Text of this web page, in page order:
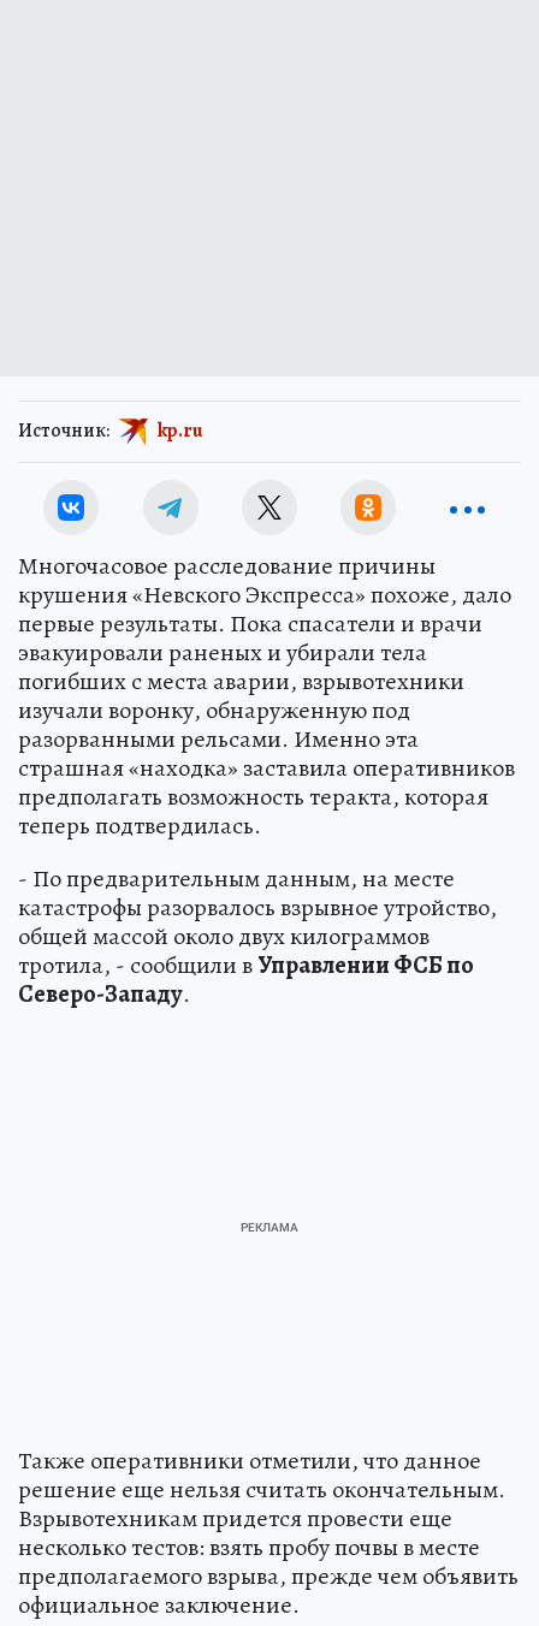
Источник: kp.ru
Многочасовое расследование причины
крушения «Невского Экспресса» похоже, дало
первые результаты. Пока спасатели и врачи
эвакуировали раненых и убирали тела
погибших с места аварии, взрывотехники
изучали воронку, обнаруженную под
разорванными рельсами. Именно эта
страшная «находка» заставила оперативников
предполагать возможность теракта, которая
теперь подтвердилась.
- По предварительным данным, на месте
катастрофы разорвалось взрывное утройство,
общей массой около двух килограммов
тротила, - сообщили вУправлении ФСБ по
Северо-Западу.
Также оперативники отметили, что данное
решение еще нельзя считать окончательным.
Взрывотехникам придется провести еще
несколько тестов: взять пробу почвы в месте
предполагаемого взрыва, прежде чем объявить
официальное заключение.